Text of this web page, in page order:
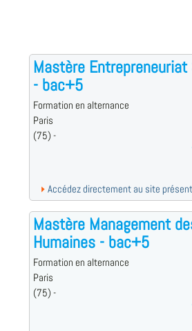
Mastère
- bac+5
Formation en alternance
Paris
(75) -
Accédez directement au site
Mastère Management
Humaines - bac+5
Formation en alternance
Paris
(75) -